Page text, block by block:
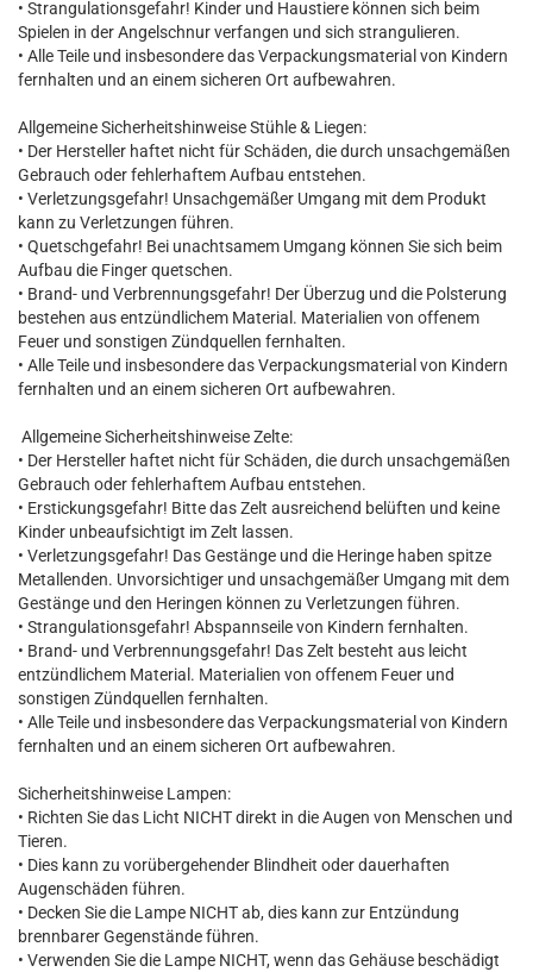
• Strangulationsgefahr! Kinder und Haustiere können sich beim
Spielen in der Angelschnur verfangen und sich strangulieren.
• Alle Teile und insbesondere das Verpackungsmaterial von Kindern
fernhalten und an einem sicheren Ort aufbewahren.
Allgemeine Sicherheitshinweise Stühle & Liegen:
• Der Hersteller haftet nicht für Schäden, die durch unsachgemäßen
Gebrauch oder fehlerhaftem Aufbau entstehen.
• Verletzungsgefahr! Unsachgemäßer Umgang mit dem Produkt
kann zu Verletzungen führen.
• Quetschgefahr! Bei unachtsamem Umgang können Sie sich beim
Aufbau die Finger quetschen.
• Brand- und Verbrennungsgefahr! Der Überzug und die Polsterung
bestehen aus entzündlichem Material. Materialien von offenem
Feuer und sonstigen Zündquellen fernhalten.
• Alle Teile und insbesondere das Verpackungsmaterial von Kindern
fernhalten und an einem sicheren Ort aufbewahren.
Allgemeine Sicherheitshinweise Zelte:
• Der Hersteller haftet nicht für Schäden, die durch unsachgemäßen
Gebrauch oder fehlerhaftem Aufbau entstehen.
• Erstickungsgefahr! Bitte das Zelt ausreichend belüften und keine
Kinder unbeaufsichtigt im Zelt lassen.
• Verletzungsgefahr! Das Gestänge und die Heringe haben spitze
Metallenden. Unvorsichtiger und unsachgemäßer Umgang mit dem
Gestänge und den Heringen können zu Verletzungen führen.
• Strangulationsgefahr! Abspannseile von Kindern fernhalten.
• Brand- und Verbrennungsgefahr! Das Zelt besteht aus leicht
entzündlichem Material. Materialien von offenem Feuer und
sonstigen Zündquellen fernhalten.
• Alle Teile und insbesondere das Verpackungsmaterial von Kindern
fernhalten und an einem sicheren Ort aufbewahren.
Sicherheitshinweise Lampen:
• Richten Sie das Licht NICHT direkt in die Augen von Menschen und
Tieren.
• Dies kann zu vorübergehender Blindheit oder dauerhaften
Augenschäden führen.
• Decken Sie die Lampe NICHT ab, dies kann zur Entzündung
brennbarer Gegenstände führen.
• Verwenden Sie die Lampe NICHT, wenn das Gehäuse beschädigt